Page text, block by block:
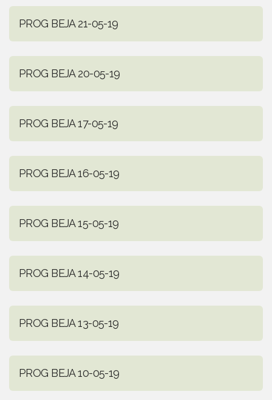
PROG BEJA 21-05-19
PROG BEJA 20-05-19
PROG BEJA 17-05-19
PROG BEJA 16-05-19
PROG BEJA 15-05-19
PROG BEJA 14-05-19
PROG BEJA 13-05-19
PROG BEJA 10-05-19